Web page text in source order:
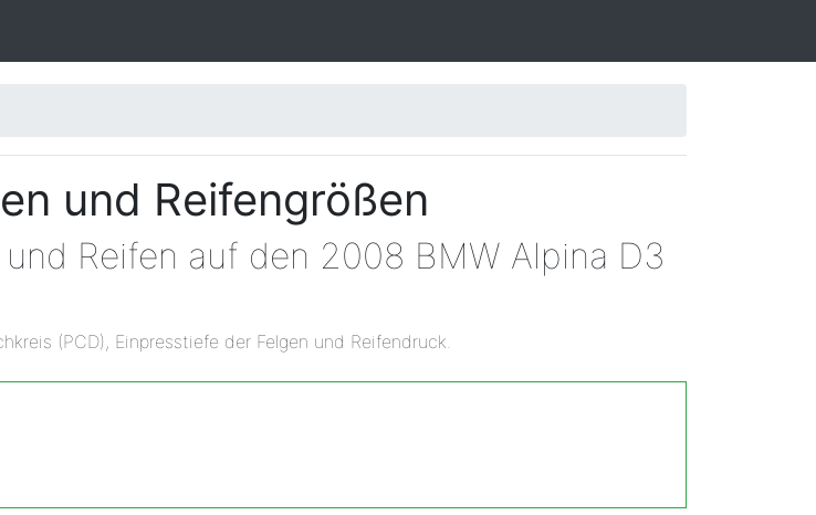
und Reifengrößen
Reifen auf den 2008 BMW Alpina D3
(PCD), Einpresstiefe der Felgen und Reifendruck.